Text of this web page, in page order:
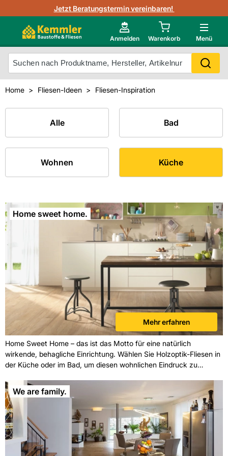
Jetzt Beratungstermin vereinbaren!
Anmelden Warenkorb Menü
3D-Raumvisualisierung
Kemmler-Partner
Ihr Fliesentyp
Fliesen-Kemmler AR-App
Highlight des Monats Fliesenserie Paladina
Gutjahr
Otto
Neu im Onlineshop?
Mein Konto
Home Fliesen-Ideen Fliesen-Inspiration
Alle Bad
Wohnen Küche
Home sweet home.
Mehr erfahren
Home Sweet Home – das ist das Motto für eine natürlich
wirkende, behagliche Einrichtung. Wählen Sie Holzoptik-Fliesen in
der Küche oder im Bad, um diesen wohnlichen Eindruck zu
Holz mit der Langlebigkeit von Feinsteinzeug. Die Fliesen
beeindrucken mit einer lebendigen Wärme und Authentizität, die
perfekt zum Landhausstil oder auch zu einer modernen
Einrichtung passen. Unser wundervolles Modell Traona ist von
traditionellen Landhausdielen inspiriert. Es zeigt die lebendigen
Strukturen und den individuellen Charme des rustikalen Materials.
Mit diesen wundervollen Fliesen lassen Sie das Motto Home
We are family.